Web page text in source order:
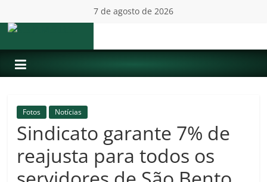
para
conteúdo
7 de agosto de 2026
S.S.P.M.S.B.S.
Fotos Notícias
Sindicato garante 7% de
reajusta para todos os